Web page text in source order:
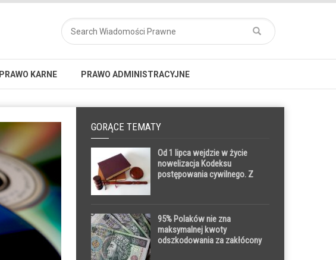
PRAWO KARNE PRAWO ADMINISTRACYJNE
GORĄCE TEMATY
Od 1 lipca wejdzie w życie
nowelizacja Kodeksu
postępowania cywilnego. Z
95% Polaków nie zna
maksymalnej kwoty
odszkodowania za zakłócony